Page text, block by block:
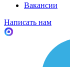
Вакансии
Написать нам